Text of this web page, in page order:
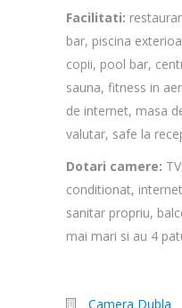
Facilitati:
bar, piscina
copii, pool bar,
sauna, fitness in
de internet, masa
valutar, safe la
Dotari camere:
conditionat,
sanitar propriu,
mai mari si au 4
Camera Dubla